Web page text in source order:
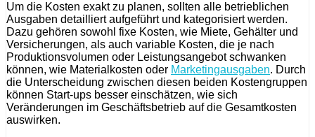
Um die Kosten exakt zu planen, sollten alle betrieblichen
Ausgaben detailliert aufgeführt und kategorisiert werden.
Dazu gehören sowohl fixe Kosten, wie Miete, Gehälter und
Versicherungen, als auch variable Kosten, die je nach
Produktionsvolumen oder Leistungsangebot schwanken
können, wie Materialkosten oder Marketingausgaben. Durch
die Unterscheidung zwischen diesen beiden Kostengruppen
können Start-ups besser einschätzen, wie sich
Veränderungen im Geschäftsbetrieb auf die Gesamtkosten
auswirken.